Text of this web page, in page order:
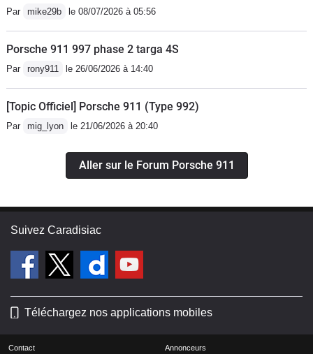
Par mike29b le 08/07/2026 à 05:56
Porsche 911 997 phase 2 targa 4S
Par rony911 le 26/06/2026 à 14:40
[Topic Officiel] Porsche 911 (Type 992)
Par mig_lyon le 21/06/2026 à 20:40
Aller sur le Forum Porsche 911
Suivez Caradisiac
Téléchargez nos applications mobiles
Contact Annonceurs